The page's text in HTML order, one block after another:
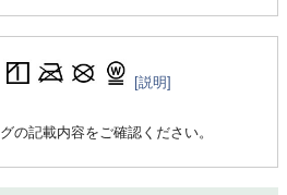
[説明]
の記載内容をご確認ください。